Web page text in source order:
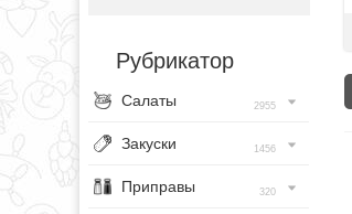
Рубрикатор
Салаты 2955
Закуски 1456
Приправы 320